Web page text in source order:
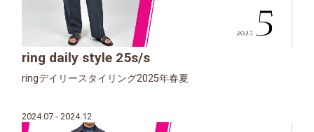
ring daily style 25s/s
ringデイリースタイリング2025年春夏
2024.07 - 2024.12